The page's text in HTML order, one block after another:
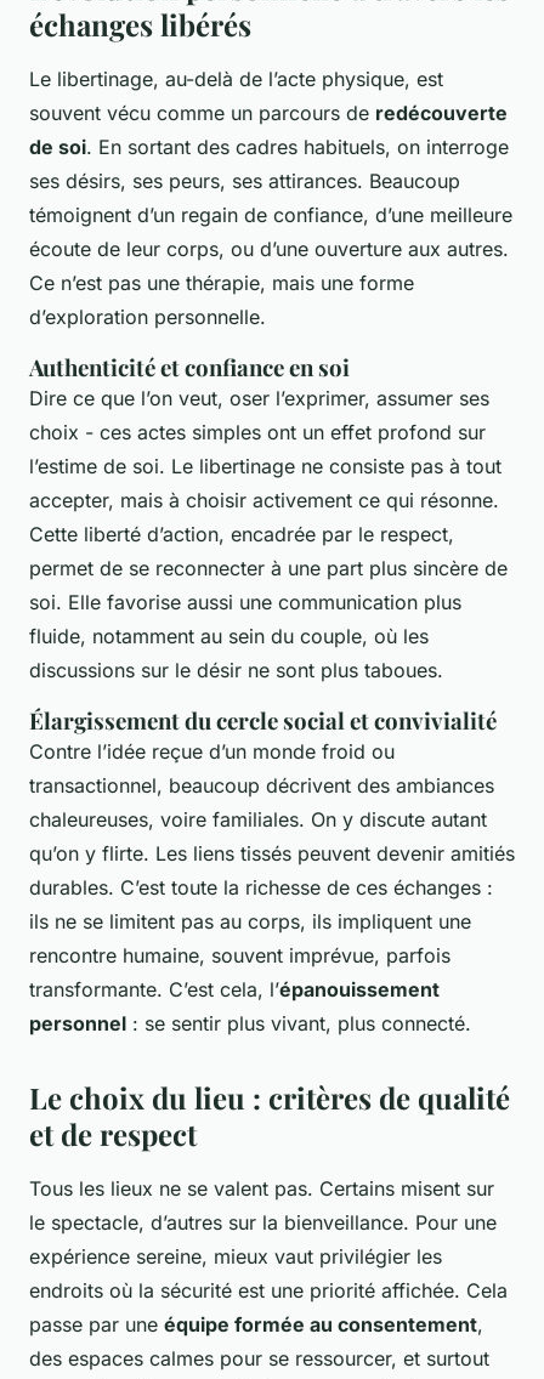
échanges libérés
Le libertinage, au-delà de l’acte physique, est
souvent vécu comme un parcours de redécouverte
de soi. En sortant des cadres habituels, on interroge
ses désirs, ses peurs, ses attirances. Beaucoup
témoignent d’un regain de confiance, d’une meilleure
écoute de leur corps, ou d’une ouverture aux autres.
Ce n’est pas une thérapie, mais une forme
d’exploration personnelle.
Authenticité et confiance en soi
Dire ce que l’on veut, oser l’exprimer, assumer ses
choix - ces actes simples ont un effet profond sur
l’estime de soi. Le libertinage ne consiste pas à tout
accepter, mais à choisir activement ce qui résonne.
Cette liberté d’action, encadrée par le respect,
permet de se reconnecter à une part plus sincère de
soi. Elle favorise aussi une communication plus
fluide, notamment au sein du couple, où les
discussions sur le désir ne sont plus taboues.
Élargissement du cercle social et convivialité
Contre l’idée reçue d’un monde froid ou
transactionnel, beaucoup décrivent des ambiances
chaleureuses, voire familiales. On y discute autant
qu’on y flirte. Les liens tissés peuvent devenir amitiés
durables. C’est toute la richesse de ces échanges :
ils ne se limitent pas au corps, ils impliquent une
rencontre humaine, souvent imprévue, parfois
transformante. C’est cela, l’épanouissement
personnel : se sentir plus vivant, plus connecté.
Le choix du lieu : critères de qualité
et de respect
Tous les lieux ne se valent pas. Certains misent sur
le spectacle, d’autres sur la bienveillance. Pour une
expérience sereine, mieux vaut privilégier les
endroits où la sécurité est une priorité affichée. Cela
passe par une équipe formée au consentement,
des espaces calmes pour se ressourcer, et surtout